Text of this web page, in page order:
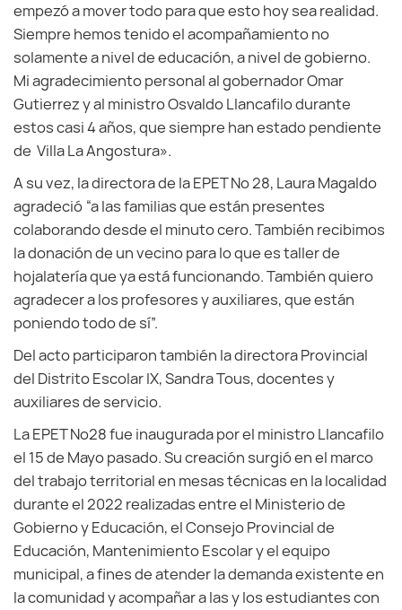
empezó a mover todo para que esto hoy sea realidad.
Siempre hemos tenido el acompañamiento no
solamente a nivel de educación, a nivel de gobierno.
Mi agradecimiento personal al gobernador Omar
Gutierrez y al ministro Osvaldo Llancafilo durante
estos casi 4 años, que siempre han estado pendiente
de Villa La Angostura».
A su vez, la directora de la EPET Nº 28, Laura Magaldo
agradeció “a las familias que están presentes
colaborando desde el minuto cero. También recibimos
la donación de un vecino para lo que es taller de
hojalatería que ya está funcionando. También quiero
agradecer a los profesores y auxiliares, que están
poniendo todo de sí”.
Del acto participaron también la directora Provincial
del Distrito Escolar IX, Sandra Tous, docentes y
auxiliares de servicio.
La EPET Nº28 fue inaugurada por el ministro Llancafilo
el 15 de Mayo pasado. Su creación surgió en el marco
del trabajo territorial en mesas técnicas en la localidad
durante el 2022 realizadas entre el Ministerio de
Gobierno y Educación, el Consejo Provincial de
Educación, Mantenimiento Escolar y el equipo
municipal, a fines de atender la demanda existente en
la comunidad y acompañar a las y los estudiantes con